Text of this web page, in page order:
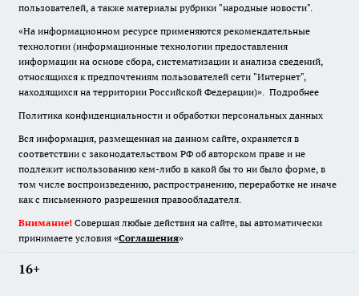
пользователей, а также материалы рубрики "народные новости".
«На информационном ресурсе применяются рекомендательные
технологии (информационные технологии предоставления
информации на основе сбора, систематизации и анализа сведений,
относящихся к предпочтениям пользователей сети "Интернет",
находящихся на территории Российской Федерации)». Подробнее
Политика конфиденциальности и обработки персональных данных
Вся информация, размещенная на данном сайте, охраняется в
соответствии с законодательством РФ об авторском праве и не
подлежит использованию кем-либо в какой бы то ни было форме, в
том числе воспроизведению, распространению, переработке не иначе
как с письменного разрешения правообладателя.
Внимание! Совершая любые действия на сайте, вы автоматически
принимаете условия «Cоглашения»
16+